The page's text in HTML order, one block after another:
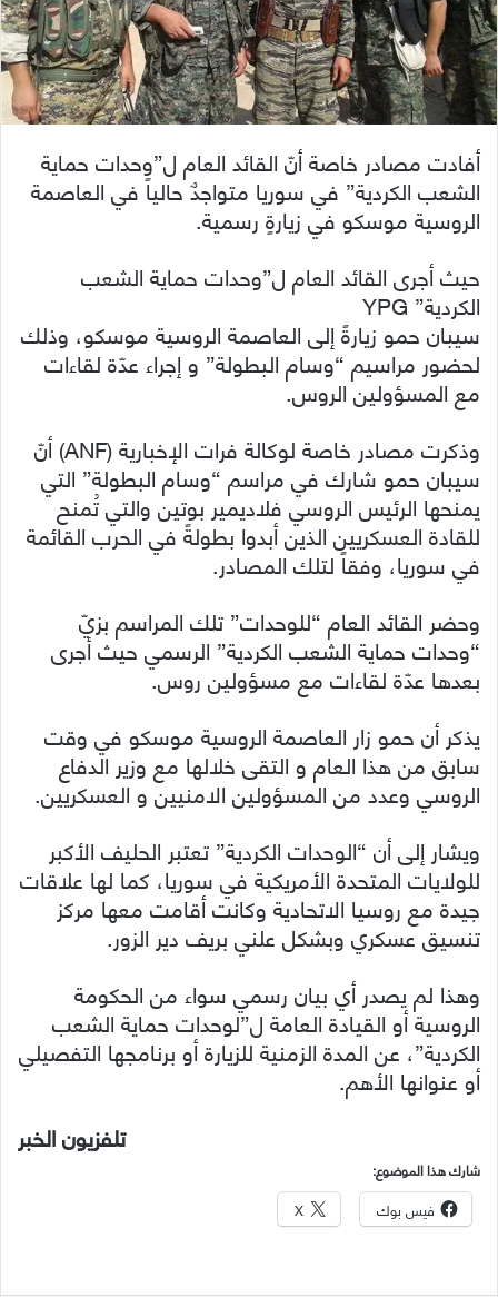
أفادت مصادر خاصة أنّ القائد العام ل”وحدات حماية
الشعب الكردية” في سوريا متواجدٌ حالياً في العاصمة
الروسية موسكو في زيارةٍ رسمية.
حيث أجرى القائد العام ل”وحدات حماية الشعب
الكردية” YPG
سيبان حمو زيارةً إلى العاصمة الروسية موسكو، وذلك
لحضور مراسيم “وسام البطولة” و إجراء عدّة لقاءات
مع المسؤولين الروس.
وذكرت مصادر خاصة لوكالة فرات الإخبارية (ANF) أنّ
سيبان حمو شارك في مراسم “وسام البطولة” التي
يمنحها الرئيس الروسي فلاديمير بوتين والتي تُمنح
للقادة العسكريين الذين أبدوا بطولةً في الحرب القائمة
في سوريا، وفقاً لتلك المصادر.
وحضر القائد العام “للوحدات” تلك المراسم بزيّ
“وحدات حماية الشعب الكردية” الرسمي حيث أجرى
بعدها عدّة لقاءات مع مسؤولين روس.
يذكر أن حمو زار العاصمة الروسية موسكو في وقت
سابق من هذا العام و التقى خلالها مع وزير الدفاع
الروسي وعدد من المسؤولين الامنيين و العسكريين.
ويشار إلى أن “الوحدات الكردية” تعتبر الحليف الأكبر
للولايات المتحدة الأمريكية في سوريا، كما لها علاقات
جيدة مع روسيا الاتحادية وكانت أقامت معها مركز
تنسيق عسكري وبشكل علني بريف دير الزور.
وهذا لم يصدر أي بيان رسمي سواء من الحكومة
الروسية أو القيادة العامة ل”لوحدات حماية الشعب
الكردية”، عن المدة الزمنية للزيارة أو برنامجها التفصيلي
أو عنوانها الأهم.
تلفزيون الخبر
شارك هذا الموضوع:
فيس بوك X